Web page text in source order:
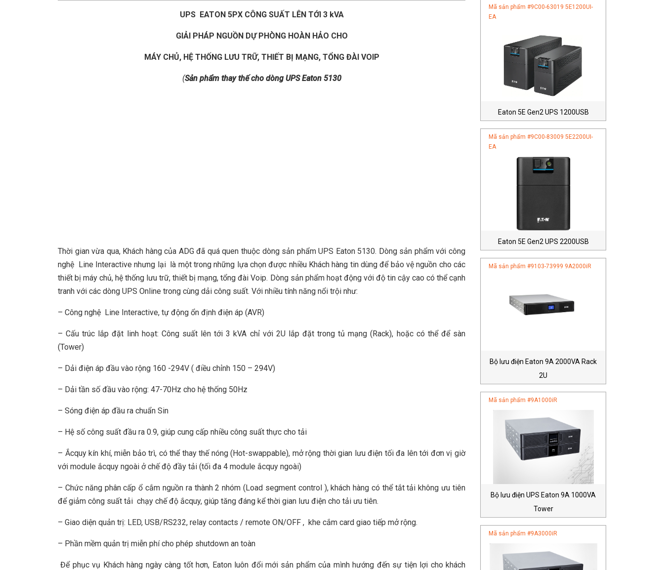
UPS EATON 5PX CÔNG SUẤT LÊN TỚI 3 kVA
GIẢI PHÁP NGUỒN DỰ PHÒNG HOÀN HẢO CHO
MÁY CHỦ, HỆ THỐNG LƯU TRỮ, THIẾT BỊ MẠNG, TỔNG ĐÀI VOIP
(Sản phẩm thay thế cho dòng UPS Eaton 5130
Thời gian vừa qua, Khách hàng của ADG đã quá quen thuộc dòng sản phẩm UPS Eaton 5130. Dòng sản phẩm với công
nghệ Line Interactive nhưng lại là một trong những lựa chọn được nhiều Khách hàng tin dùng để bảo vệ nguồn cho các
thiết bị máy chủ, hệ thống lưu trữ, thiết bị mạng, tổng đài Voip. Dòng sản phẩm hoạt động với độ tin cậy cao có thể cạnh
tranh với các dòng UPS Online trong cùng dải công suất. Với nhiều tính năng nổi trội như:
– Công nghệ Line Interactive, tự động ổn định điện áp (AVR)
– Cấu trúc lắp đặt linh hoạt: Công suất lên tới 3 kVA chỉ với 2U lắp đặt trong tủ mạng (Rack), hoặc có thể để sàn
(Tower)
– Dải điện áp đầu vào rộng 160 -294V ( điều chỉnh 150 – 294V)
– Dải tần số đầu vào rộng: 47-70Hz cho hệ thống 50Hz
– Sóng điện áp đầu ra chuẩn Sin
– Hệ số công suất đầu ra 0.9, giúp cung cấp nhiều công suất thực cho tải
– Ắcquy kín khí, miễn bảo trì, có thể thay thế nóng (Hot-swappable), mở rộng thời gian lưu điện tối đa lên tới đơn vị giờ
với module ắcquy ngoài ở chế độ đầy tải (tối đa 4 module ắcquy ngoài)
– Chức năng phân cấp ổ cắm nguồn ra thành 2 nhóm (Load segment control ), khách hàng có thể tắt tải không ưu tiên
để giảm công suất tải chạy chế độ ắcquy, giúp tăng đáng kể thời gian lưu điện cho tải ưu tiên.
– Giao diện quản trị: LED, USB/RS232, relay contacts / remote ON/OFF , khe cắm card giao tiếp mở rộng.
– Phần mềm quản trị miễn phí cho phép shutdown an toàn
Để phục vụ Khách hàng ngày càng tốt hơn, Eaton luôn đổi mới sản phẩm của mình hướng đến sự tiện lợi cho khách
Mã sản phẩm #9C00-63019 5E1200UI-
EA
Eaton 5E Gen2 UPS 1200USB
Mã sản phẩm #9C00-83009 5E2200UI-
EA
Eaton 5E Gen2 UPS 2200USB
Mã sản phẩm #9103-73999 9A2000iR
Bộ lưu điện Eaton 9A 2000VA Rack
2U
Mã sản phẩm #9A1000iR
Bộ lưu điện UPS Eaton 9A 1000VA
Tower
Mã sản phẩm #9A3000iR